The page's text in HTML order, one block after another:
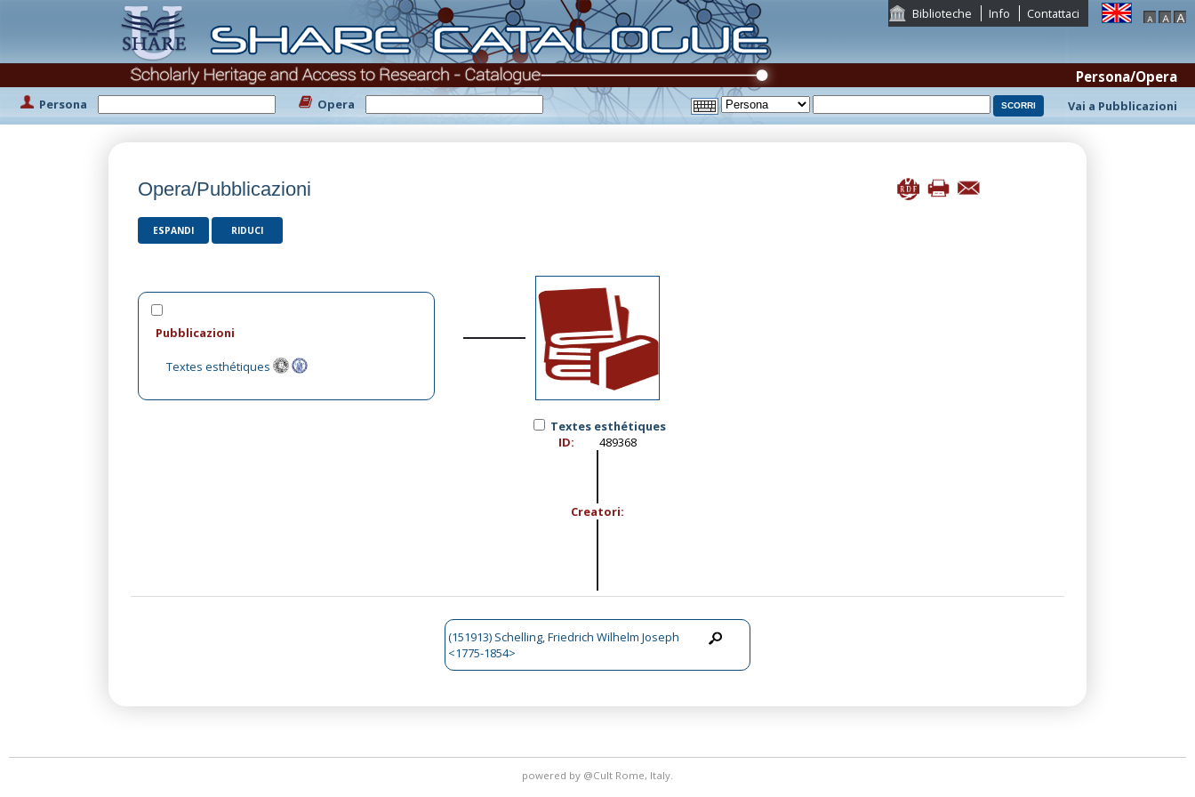
Biblioteche Info Contattaci
Persona Opera
Persona/Opera
Vai a Pubblicazioni
Opera/Pubblicazioni
ESPANDI RIDUCI
Pubblicazioni
Textes esthétiques
Textes esthétiques
ID:
489368
Creatori:
(151913) Schelling, Friedrich Wilhelm Joseph
<1775-1854>
powered by @Cult Rome, Italy.